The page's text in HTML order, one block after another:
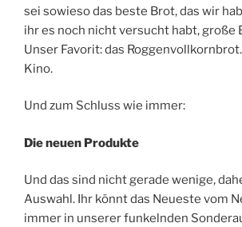
sei sowieso das beste Brot, das wir
ihr es noch nicht versucht habt, große
Unser Favorit: das
Kino.
Und zum Schluss wie immer:
Die neuen Produkte
Und das sind nicht gerade wenige,
Auswahl. Ihr könnt das Neueste vom
immer in unserer funkelnden